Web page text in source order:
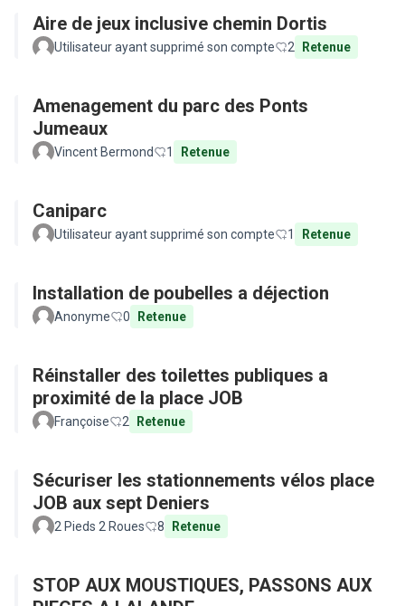
Aire de jeux inclusive chemin Dortis
Utilisateur ayant supprimé son compte 2 Retenue
Amenagement du parc des Ponts
Jumeaux
Vincent Bermond 1 Retenue
Caniparc
Utilisateur ayant supprimé son compte 1 Retenue
Installation de poubelles a déjection
Anonyme 0 Retenue
Réinstaller des toilettes publiques a
proximité de la place JOB
Françoise 2 Retenue
Sécuriser les stationnements vélos place
JOB aux sept Deniers
2 Pieds 2 Roues 8 Retenue
STOP AUX MOUSTIQUES, PASSONS AUX